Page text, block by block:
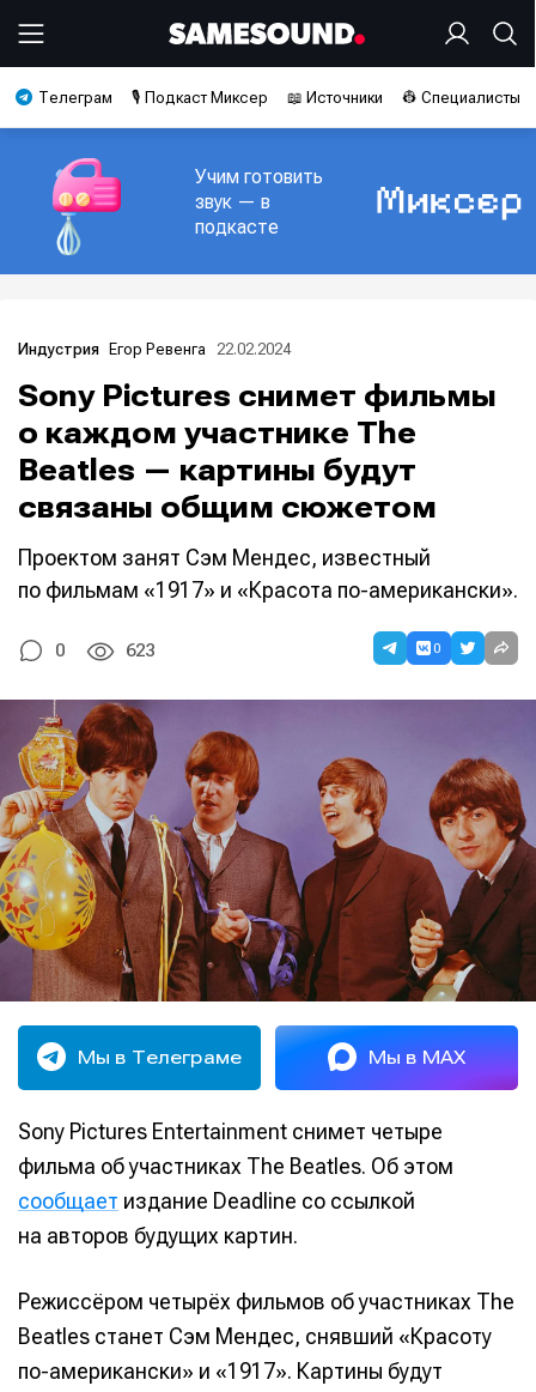
Телеграм 🎙️ Подкаст Миксер 📖 Источники 👷 Специалисты
Учим готовить
звук — в
подкасте
Индустрия Егор Ревенга 22.02.2024
Sony Pictures снимет фильмы
о каждом участнике The
Beatles — картины будут
связаны общим сюжетом
Проектом занят Сэм Мендес, известный
по фильмам «1917» и «Красота по-американски».
0 623 0
Мы в Телеграме Мы в MAX
Sony Pictures Entertainment снимет четыре
фильма об участниках The Beatles. Об этом
сообщает издание Deadline со ссылкой
на авторов будущих картин.
Режиссёром четырёх фильмов об участниках The
Beatles станет Сэм Мендес, снявший «Красоту
по-американски» и «1917». Картины будут